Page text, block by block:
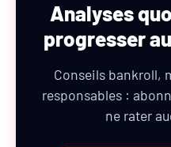
Analyses
progresser
Conseils bankroll,
responsables :
ne rater